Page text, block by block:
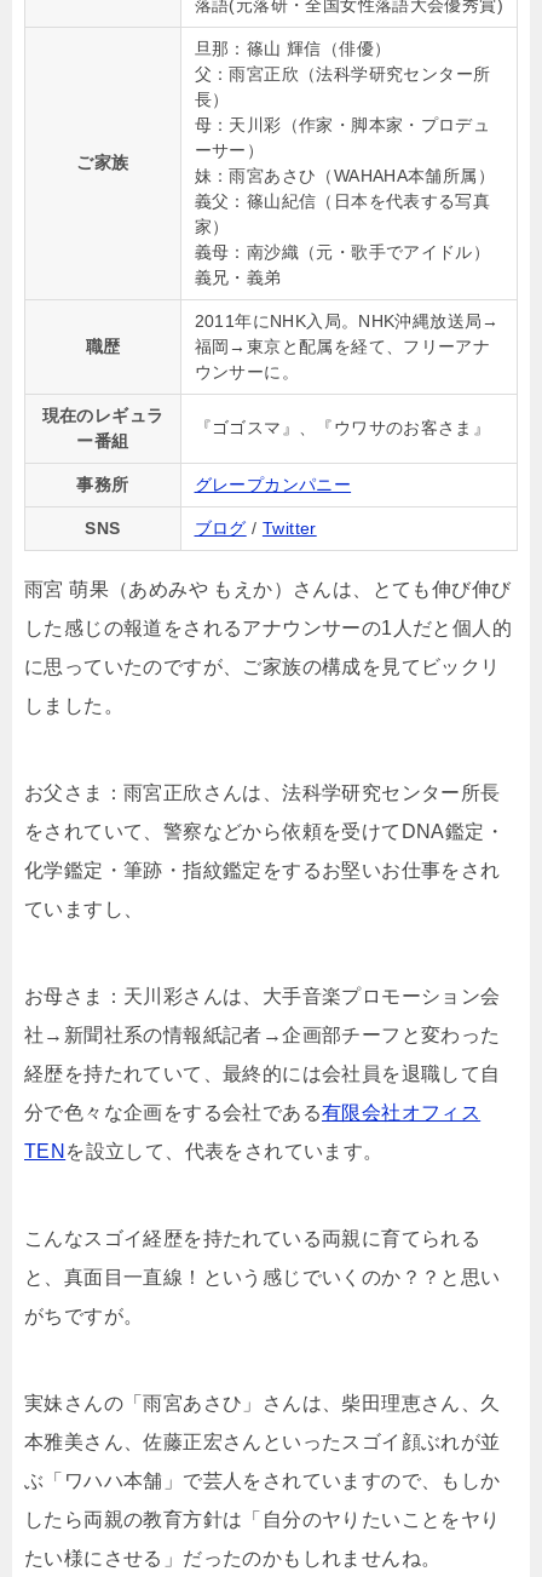
落語(元落研・全国女性落語大会優秀賞)
ご家族
旦那：篠山 輝信（俳優）
父：雨宮正欣（法科学研究センター所
長）
母：天川彩（作家・脚本家・プロデュ
ーサー）
妹：雨宮あさひ（WAHAHA本舗所属）
義父：篠山紀信（日本を代表する写真
家）
義母：南沙織（元・歌手でアイドル）
義兄・義弟
職歴
2011年にNHK入局。NHK沖縄放送局→
福岡→東京と配属を経て、フリーアナ
ウンサーに。
現在のレギュラ
ー番組
『ゴゴスマ』、『ウワサのお客さま』
事務所 グレープカンパニー
SNS ブログ / Twitter
雨宮 萌果（あめみや もえか）さんは、とても伸び伸び
した感じの報道をされるアナウンサーの1人だと個人的
に思っていたのですが、ご家族の構成を見てビックリ
しました。
お父さま： 雨宮正欣さんは、法科学研究センター所長
をされていて、警察などから依頼を受けてDNA鑑定・
化学鑑定・筆跡・指紋鑑定をするお堅いお仕事をされ
ていますし、
お母さま： 天川彩さんは、大手音楽プロモーション会
社→ 新聞社系の情報紙記者→企画部チーフと変わった
経歴を持たれていて、最終的には会社員を退職して自
分で色々な企画をする会社である有限会社オフィス
TEN を設立して、代表をされています。
こんなスゴイ経歴を持たれている両親に育てられる
と、真面目一直線！という感じでいくのか？？と思い
がちですが。
実妹さんの「雨宮あさひ 」さんは、柴田理恵さん、久
本雅美さん、佐藤正宏さんといったスゴイ顔ぶれが並
ぶ「ワハハ本舗」で芸人をされていますので、もしか
したら両親の教育方針は「自分のヤりたいことをヤり
たい様にさせる」だったのかもしれませんね。